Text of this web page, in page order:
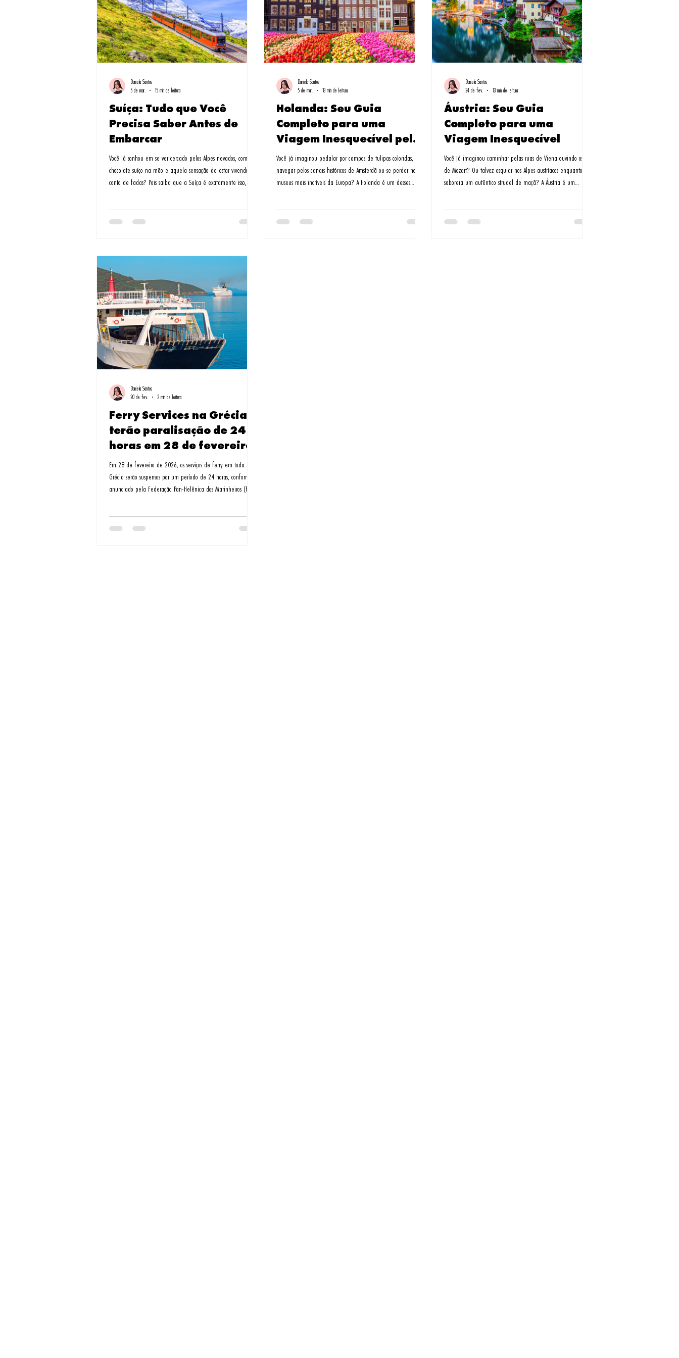
Suíça: Tudo que Você
Precisa Saber Antes de
Embarcar
Você já sonhou em se ver cercado pelos Alpes nevados, com um
chocolate suíço na mão e aquela sensação de estar vivendo um
conto de fadas? Pois saiba que a Suíça é exatamente isso, e
Keukenhof pareciam um quadro impressionista. Foi nesse
Daniela Santos
5 de mar.
15 min de leitura
Holanda: Seu Guia
Completo para uma
Viagem Inesquecível pelos
Países Baixos
Você já imaginou pedalar por campos de tulipas coloridas,
navegar pelos canais históricos de Amsterdã ou se perder nos
museus mais incríveis da Europa? A Holanda é um desses
jardins de Keukenhof pareciam um quadro impressionista. Foi
Daniela Santos
5 de mar.
18 min de leitura
Áustria: Seu Guia
Completo para uma
Viagem Inesquecível
Você já imaginou caminhar pelas ruas de Viena ouvindo os ecos
de Mozart? Ou talvez esquiar nos Alpes austríacos enquanto
saboreia um autêntico strudel de maçã? A Áustria é um
em roteiros turísticos para a Áustria, a Milessis Operadora
Daniela Santos
24 de fev.
13 min de leitura
Ferry Services na Grécia
terão paralisação de 24
horas em 28 de fevereiro
Em 28 de fevereiro de 2026, os serviços de ferry em toda a
Grécia serão suspensos por um período de 24 horas, conforme
anunciado pela Federação Pan-Helênica dos Marinheiros (PNO).
cargas permaneçam atracadas nos portos, interrompendo
Daniela Santos
20 de fev.
2 min de leitura